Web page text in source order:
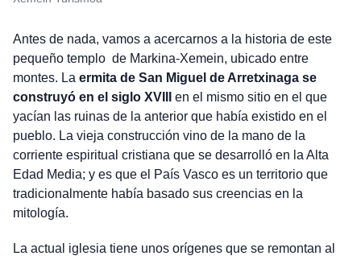
Antes de nada, vamos a acercarnos a la historia de este
pequeño templo de Markina-Xemein, ubicado entre
montes. La ermita de San Miguel de Arretxinaga se
construyó en el siglo XVIII
en el mismo sitio en el que
yacían las ruinas de la anterior que había existido en el
pueblo. La vieja construcción vino de la mano de la
corriente espiritual cristiana que se desarrolló en la Alta
Edad Media; y es que el País Vasco es un territorio que
tradicionalmente había basado sus creencias en la
mitología.
La actual iglesia tiene unos orígenes que se remontan al